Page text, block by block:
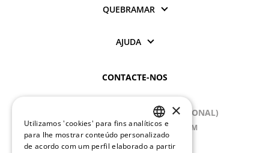
QUEBRAMAR
AJUDA
CONTACTE-NOS
(CHAMADA PARA REDE FIXA NACIONAL)
APOIOCLIENTE@QUEBRAMAR.COM
Dias úteis
PORTUGUESE
×
Utilizamos 'cookies' para fins analíticos e
para lhe mostrar conteúdo personalizado
de acordo com um perfil elaborado a partir